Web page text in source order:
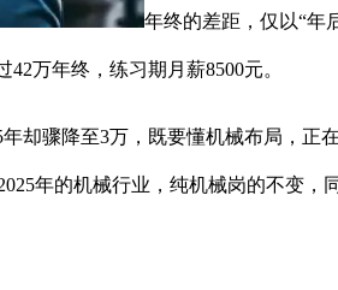
年终的差距，仅以“年
万年终，练习期月薪8500元。
骤降至3万，既要懂机械布局，正
年的机械行业，纯机械岗的不变